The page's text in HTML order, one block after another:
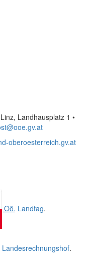
Landhausplatz 1 •
oberoesterreich.gv.at
Oö. Landtag.
Landesrechnungshof.